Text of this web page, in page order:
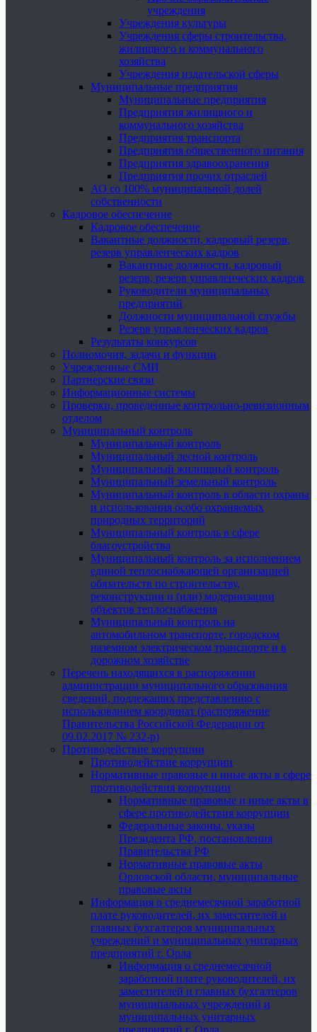
учреждения
Учреждения культуры
Учреждения сферы строительства,
жилищного и коммунального
хозяйства
Учреждения издательской сферы
Муниципальные предприятия
Муниципальные предприятия
Предприятия жилищного и
коммунального хозяйства
Предприятия транспорта
Предприятия общественного питания
Предприятия здравоохранения
Предприятия прочих отраслей
АО со 100% муниципальной долей
собственности
Кадровое обеспечение
Кадровое обеспечение
Вакантные должности, кадровый резерв,
резерв управленческих кадров
Вакантные должности, кадровый
резерв, резерв управленческих кадров
Руководители муниципальных
предприятий
Должности муниципальной службы
Резерв управленческих кадров
Результаты конкурсов
Полномочия, задачи и функции
Учрежденные СМИ
Партнерские связи
Информационные системы
Проверки, проведенные контрольно-ревизионным
отделом
Муниципальный контроль
Муниципальный контроль
Муниципальный лесной контроль
Муниципальный жилищный контроль
Муниципальный земельный контроль
Муниципальный контроль в области охраны
и использования особо охраняемых
природных территорий
Муниципальный контроль в сфере
благоустройства
Муниципальный контроль за исполнением
единой теплоснабжающей организацией
обязательств по строительству,
реконструкции и (или) модернизации
объектов теплоснабжения
Муниципальный контроль на
автомобильном транспорте, городском
наземном электрическом транспорте и в
дорожном хозяйстве
Перечень находящихся в распоряжении
администрации муниципального образования
сведений, подлежащих представлению с
использованием координат (распоряжение
Правительства Российской Федерации от
09.02.2017 № 232-р)
Противодействие коррупции
Противодействие коррупции
Нормативные правовые и иные акты в сфере
противодействия коррупции
Нормативные правовые и иные акты в
сфере противодействия коррупции
Федеральные законы, указы
Президента РФ, постановления
Правительства РФ
Нормативные правовые акты
Орловской области, муниципальные
правовые акты
Информация о среднемесячной заработной
плате руководителей, их заместителей и
главных бухгалтеров муниципальных
учреждений и муниципальных унитарных
предприятий г. Орла
Информация о среднемесячной
заработной плате руководителей, их
заместителей и главных бухгалтеров
муниципальных учреждений и
муниципальных унитарных
предприятий г. Орла